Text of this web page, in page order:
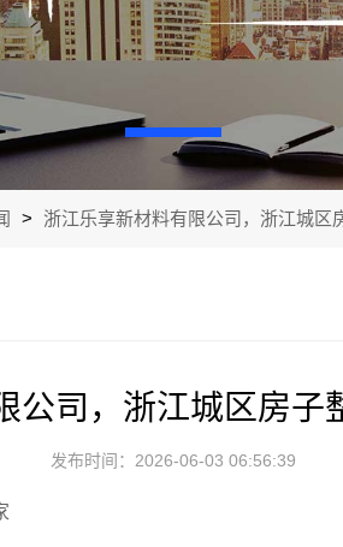
> 浙江乐享新材料有限公司，浙江城区
公司，浙江城区房子
发布时间：2026-06-03 06:56:39